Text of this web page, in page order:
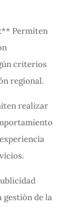
Permiten
criterios
regional.
realizar
de la